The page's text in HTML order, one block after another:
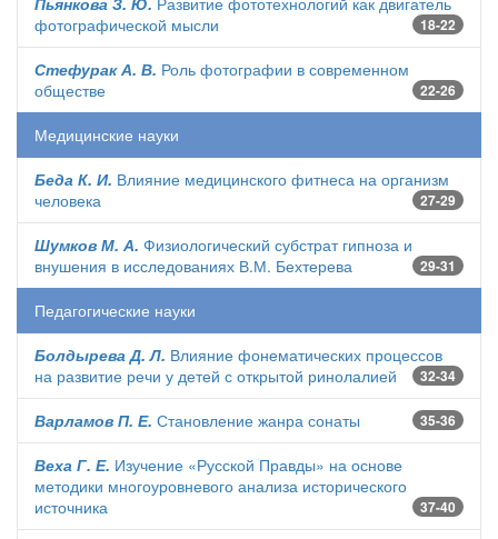
фотографической мысли
18-22
Стефурак А. В. Роль фотографии в современном
обществе
22-26
Медицинские науки
Беда К. И. Влияние медицинского фитнеса на организм
человека
27-29
Шумков М. А. Физиологический субстрат гипноза и
внушения в исследованиях В.М. Бехтерева
29-31
Педагогические науки
Болдырева Д. Л. Влияние фонематических процессов
на развитие речи у детей с открытой ринолалией
32-34
Варламов П. Е. Становление жанра сонаты 35-36
Веха Г. Е. Изучение «Русской Правды» на основе
методики многоуровневого анализа исторического
источника
37-40